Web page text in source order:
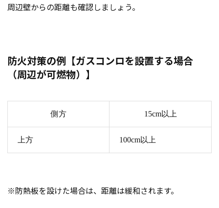
周辺壁からの距離も確認しましょう。
防火対策の例【ガスコンロを設置する場合
（周辺が可燃物）】
側方 15cm以上
上方 100cm以上
※防熱板を設けた場合は、距離は緩和されます。